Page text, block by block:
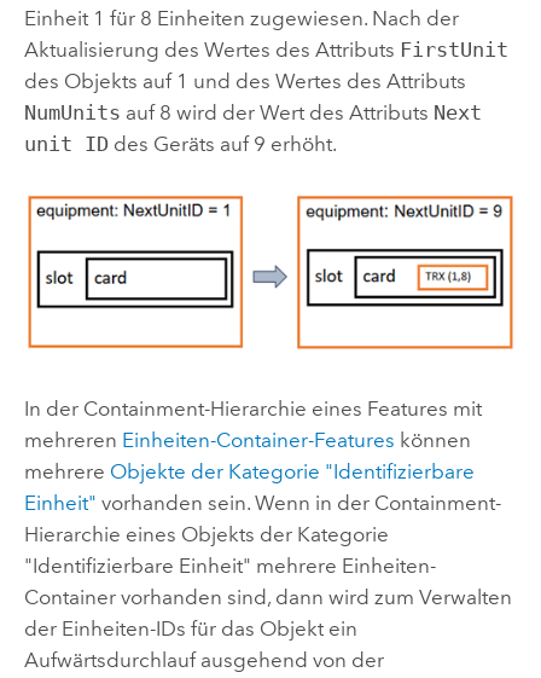
Einheit 1 für 8 Einheiten zugewiesen. Nach der
Aktualisierung des Wertes des Attributs FirstUnit
des Objekts auf 1 und des Wertes des Attributs
NumUnits auf 8 wird der Wert des Attributs Next
unit IDdes Geräts auf 9 erhöht.
In der Containment-Hierarchie eines Features mit
mehreren Einheiten-Container-Features können
mehrere Objekte der Kategorie "Identifizierbare
Einheit" vorhanden sein. Wenn in der Containment-
Hierarchie eines Objekts der Kategorie
"Identifizierbare Einheit" mehrere Einheiten-
Container vorhanden sind, dann wird zum Verwalten
der Einheiten-IDs für das Objekt ein
Aufwärtsdurchlauf ausgehend von der